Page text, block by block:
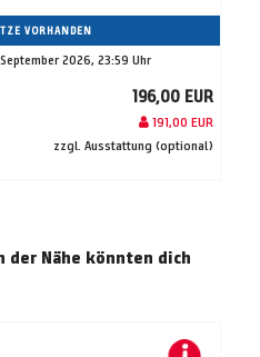
VORHANDEN
2026, 23:59 Uhr
196,00 EUR
191,00 EUR
zzgl. Ausstattung (optional)
der Nähe könnten dich